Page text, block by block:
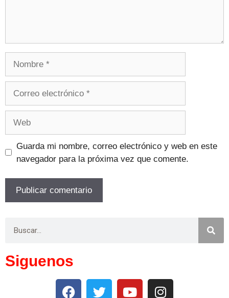
Guarda mi nombre, correo electrónico y web en este
navegador para la próxima vez que comente.
Siguenos